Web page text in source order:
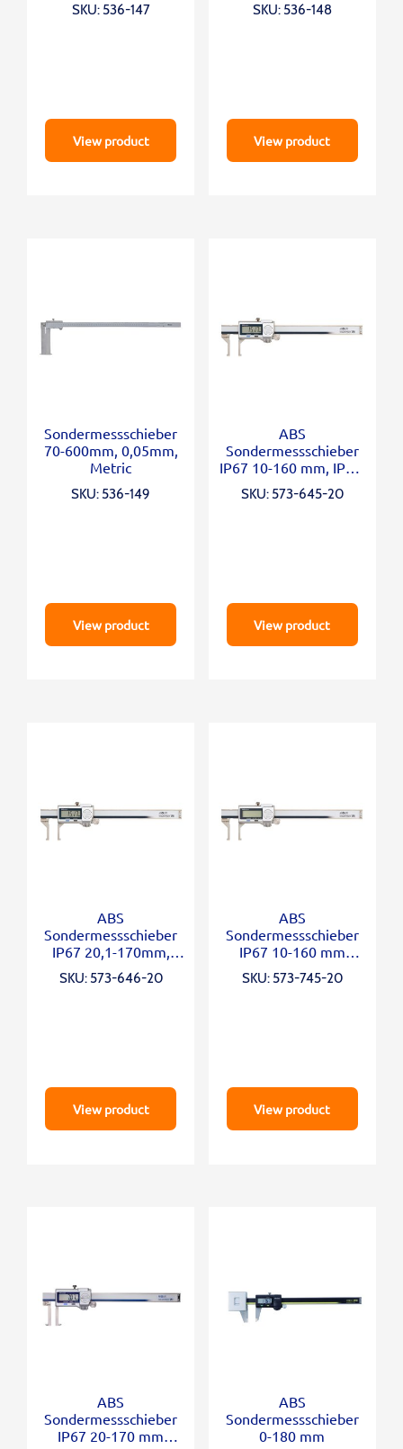
SKU: 536-147
View product
SKU: 536-148
View product
Sondermessschieber
70-600mm, 0,05mm,
Metric
SKU: 536-149
View product
ABS
Sondermessschieber
IP67 10-160 mm, IP67,
Thumb Roller
SKU: 573-645-20
View product
ABS
Sondermessschieber
IP67 20,1-170mm,
IP67, Thumb Roller
SKU: 573-646-20
View product
ABS
Sondermessschieber
IP67 10-160 mm
IP67, Thumb Roller
SKU: 573-745-20
View product
ABS
Sondermessschieber
IP67 20-170 mm
ABS
Sondermessschieber
0-180 mm